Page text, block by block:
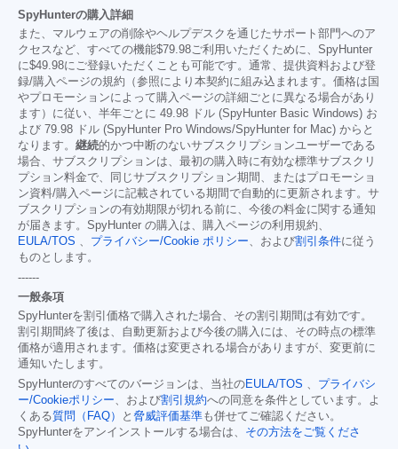
SpyHunterの購入詳細
また、マルウェアの削除やヘルプデスクを通じたサポート部門へのア
クセスなど、すべての機能$79.98 ご利用いただくために、SpyHunter
に$49.98にご登録いただくことも可能です。通常、提供資料および登
録/購入ページの規約（参照により本契約に組み込まれます。価格は国
やプロモーションによって購入ページの詳細ごとに異なる場合があり
ます）に従い、半年ごとに 49.98 ドル (SpyHunter Basic Windows) お
よび 79.98 ドル (SpyHunter Pro Windows/SpyHunter for Mac) からと
なります。 継続的かつ中断のないサブスクリプションユーザーである
場合、サブスクリプションは、最初の購入時に有効な標準サブスクリ
プション料金で、同じサブスクリプション期間、またはプロモーショ
ン資料/購入ページに記載されている期間で自動的に更新されます。サ
ブスクリプションの有効期限が切れる前に、今後の料金に関する通知
が届きます。SpyHunter の購入は、購入ページの利用規約、
EULA/TOS
プライバシー/Cookie ポリシー 、および割引条件に従う
ものとします。
------
一般条項
SpyHunterを割引価格で購入された場合、その割引期間は有効です。
割引期間終了後は、自動更新および今後の購入には、その時点の標準
価格が適用されます。価格は変更される場合がありますが、変更前に
通知いたします。
SpyHunterのすべてのバージョンは、当社のEULA/TOS
プライバシ
ー/Cookieポリシー 、および割引規約への同意を条件としています。よ
くある質問（FAQ） と 脅威評価基準も併せてご確認ください。
SpyHunterをアンインストールする場合は、 その方法をご覧くださ